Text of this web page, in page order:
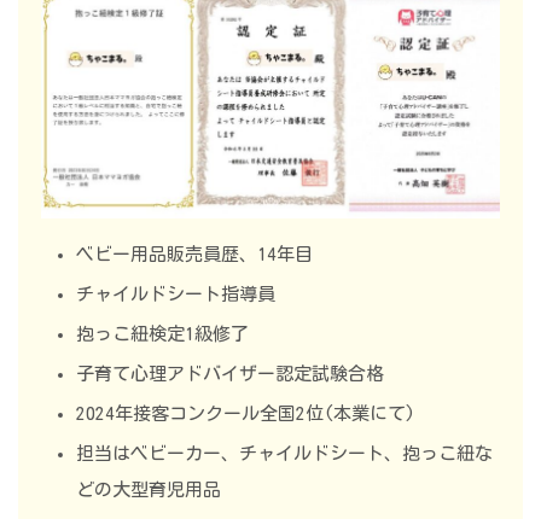
ベビー用品販売員歴、14年目
チャイルドシート指導員
抱っこ紐検定1級修了
子育て心理アドバイザー認定試験合格
2024年接客コンクール全国2位(本業にて)
担当はベビーカー、チャイルドシート、抱っこ紐な
どの大型育児用品